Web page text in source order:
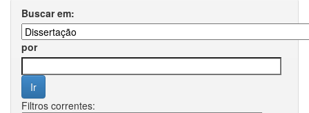
Buscar em:
por
Filtros correntes: